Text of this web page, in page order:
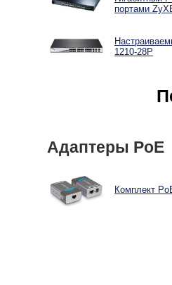
портами
1210-28P
Адаптеры PoE
Комплект